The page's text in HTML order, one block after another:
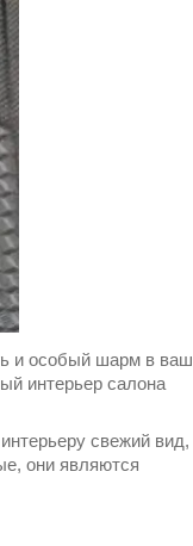
и особый шарм в ваш
интерьер салона
свежий вид,
они являются